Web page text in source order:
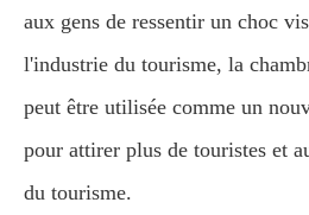
aux gens de ressentir un choc
l'industrie du tourisme, la
peut être utilisée comme un
pour attirer plus de touristes et
du tourisme.